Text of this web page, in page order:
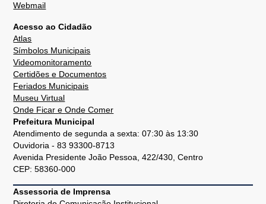
Webmail
Acesso ao Cidadão
Atlas
Símbolos Municipais
Videomonitoramento
Certidões e Documentos
Feriados Municipais
Museu Virtual
Onde Ficar e Onde Comer
Prefeitura Municipal
Atendimento de segunda a sexta: 07:30 às 13:30
Ouvidoria - 83 93300-8713
Avenida Presidente João Pessoa, 422/430, Centro
CEP: 58360-000
Assessoria de Imprensa